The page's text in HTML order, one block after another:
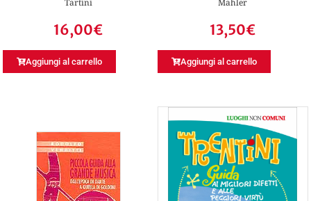
Tartini
16,00€
Aggiungi al carrello
Mahler
13,50€
Aggiungi al carrello